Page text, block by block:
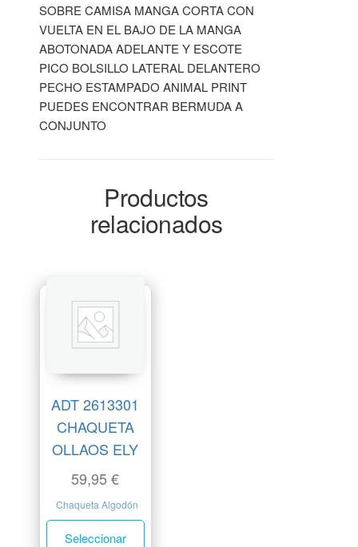
SOBRE CAMISA MANGA CORTA CON
VUELTA EN EL BAJO DE LA MANGA
ABOTONADA ADELANTE Y ESCOTE
PICO BOLSILLO LATERAL DELANTERO
PECHO ESTAMPADO ANIMAL PRINT
PUEDES ENCONTRAR BERMUDA A
CONJUNTO
Productos
relacionados
ADT 2613301
CHAQUETA
OLLAOS ELY
59,95€
Chaqueta Algodón
Seleccionar